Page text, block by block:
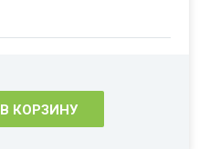
В КОРЗИНУ